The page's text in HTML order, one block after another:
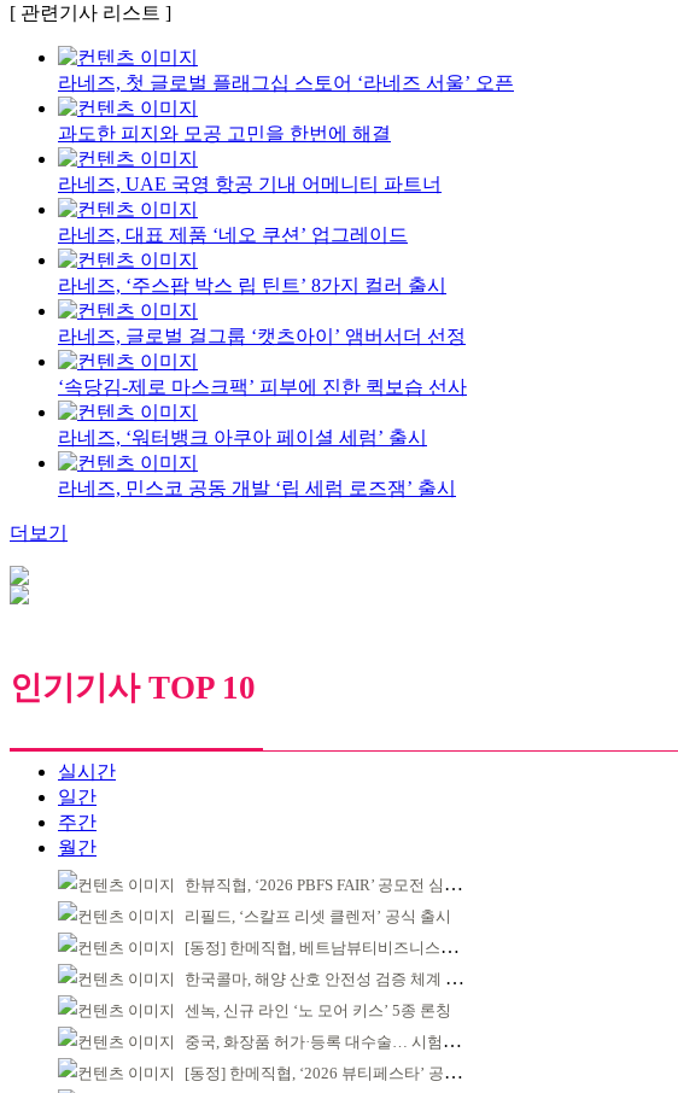
[ 관련기사 리스트 ]
라네즈, 첫 글로벌 플래그십 스토어 ‘라네즈 서울’ 오픈
과도한 피지와 모공 고민을 한번에 해결
라네즈, UAE 국영 항공 기내 어메니티 파트너
라네즈, 대표 제품 ‘네오 쿠션’ 업그레이드
라네즈, ‘주스팝 박스 립 틴트’ 8가지 컬러 출시
라네즈, 글로벌 걸그룹 ‘캣츠아이’ 앰버서더 선정
‘속당김-제로 마스크팩’ 피부에 진한 퀵보습 선사
라네즈, ‘워터뱅크 아쿠아 페이셜 세럼’ 출시
라네즈, 민스코 공동 개발 ‘립 세럼 로즈잼’ 출시
더보기
인기기사 TOP 10
실시간
일간
주간
월간
한뷰직협, ‘2026 PBFS FAIR’ 공모전 심사 성료
리필드, ‘스칼프 리셋 클렌저’ 공식 출시
[동정] 한메직협, 베트남뷰티비즈니스협회와 MOU
한국콜마, 해양 산호 안전성 검증 체계 구축
센녹, 신규 라인 ‘노 모어 키스’ 5종 론칭
중국, 화장품 허가·등록 대수술… 시험자료 공용 허용
[동정] 한메직협, ‘2026 뷰티페스타’ 공동 주최